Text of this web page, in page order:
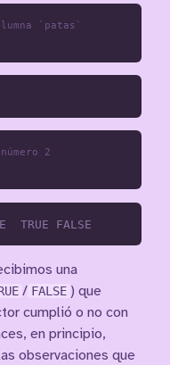
`patas`
2
una
/ FALSE ) que
cumplió o no con
en principio,
observaciones que